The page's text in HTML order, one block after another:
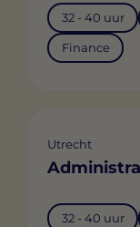
32 - 40 uur
Finance
Utrecht
32 - 40 uur